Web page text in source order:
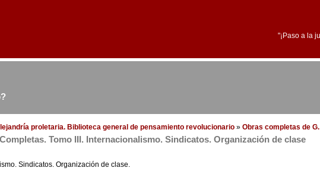
"¡Paso a la
proletaria. Biblioteca general de pensamiento revolucionario » Obras completas de
Tomo III. Internacionalismo. Sindicatos. Organización de clase
Sindicatos. Organización de clase.